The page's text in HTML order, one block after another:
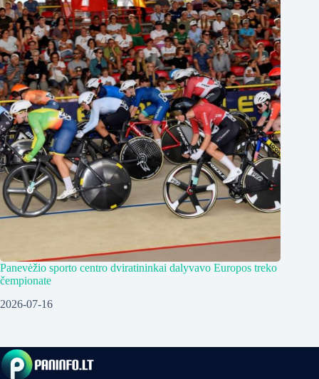
Panevėžio sporto centro dviratininkai dalyvavo Europos treko
čempionate
2026-07-16